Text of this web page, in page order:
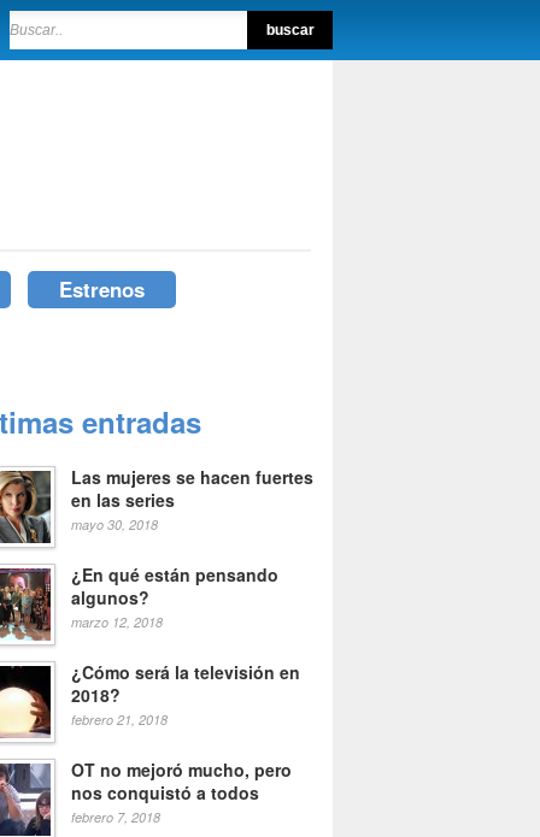
Estrenos
entradas
Las mujeres se hacen fuertes
en las series
mayo 30, 2018
¿En qué están pensando
algunos?
marzo 12, 2018
¿Cómo será la televisión en
2018?
febrero 21, 2018
OT no mejoró mucho, pero
nos conquistó a todos
febrero 7, 2018